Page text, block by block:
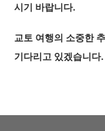
시기 바랍니다.
교토 여행의 소중한
기다리고 있겠습니다.